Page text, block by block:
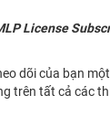
License
dõi của bạn
trên tất cả các